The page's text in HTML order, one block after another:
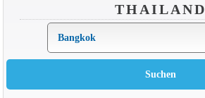
THAILAND